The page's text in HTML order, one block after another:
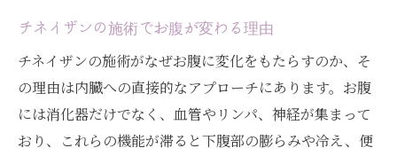
チネイザンの施術でお腹が変わる理由
チネイザンの施術がなぜお腹に変化をもたらすのか、そ
の理由は内臓への直接的なアプローチにあります。お腹
には消化器だけでなく、血管やリンパ、神経が集まって
おり、これらの機能が滞ると下腹部の膨らみや冷え、便